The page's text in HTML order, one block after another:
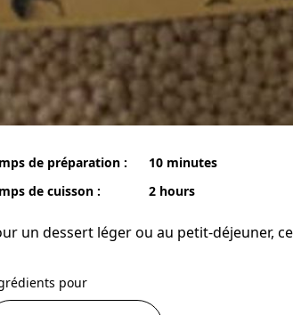
de préparation :
de cuisson :
10 minutes
2 hours
un dessert léger ou au petit-déjeuner,
pour